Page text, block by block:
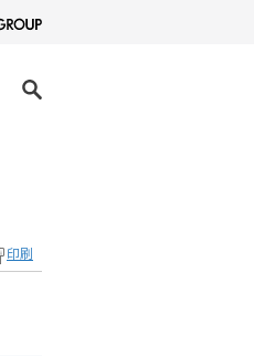
印刷